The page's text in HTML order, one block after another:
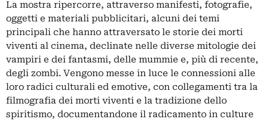
La mostra ripercorre, attraverso manifesti, fotografie,
oggetti e materiali pubblicitari, alcuni dei temi
principali che hanno attraversato le storie dei morti
viventi al cinema, declinate nelle diverse mitologie dei
vampiri e dei fantasmi, delle mummie e, più di recente,
degli zombi. Vengono messe in luce le connessioni alle
loro radici culturali ed emotive, con collegamenti tra la
filmografia dei morti viventi e la tradizione dello
spiritismo, documentandone il radicamento in culture